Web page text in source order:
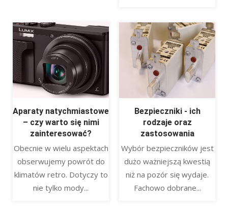
Aparaty natychmiastowe
– czy warto się nimi
zainteresować?
Obecnie w wielu aspektach
obserwujemy powrót do
klimatów retro. Dotyczy to
nie tylko mody...
Bezpieczniki - ich
rodzaje oraz
zastosowania
Wybór bezpieczników jest
dużo ważniejszą kwestią
niż na pozór się wydaje.
Fachowo dobrane...